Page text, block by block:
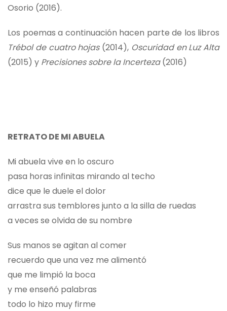
Osorio (2016).
Los poemas a continuación hacen parte de los libros
Trébol de cuatro hojas(2014), Oscuridad en Luz Alta
(2015) y Precisiones sobre la Incerteza(2016)
RETRATO DE MI ABUELA
Mi abuela vive en lo oscuro
pasa horas infinitas mirando al techo
dice que le duele el dolor
arrastra sus temblores junto a la silla de ruedas
a veces se olvida de su nombre
Sus manos se agitan al comer
recuerdo que una vez me alimentó
que me limpió la boca
y me enseñó palabras
todo lo hizo muy firme